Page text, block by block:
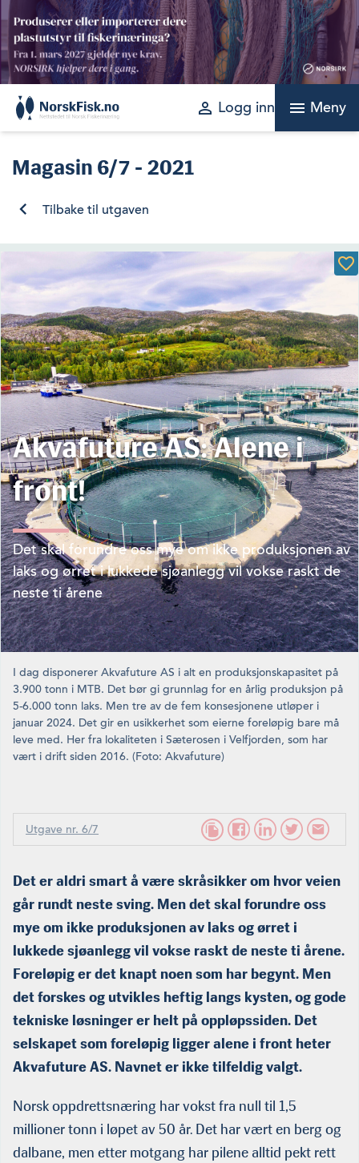
Skip
content
perm_identity Logg inn menu Meny
Magasin 6/7 - 2021
Tilbake til utgaven
Akvafuture AS: Alene i
front!
Det skal forundre oss mye om ikke produksjonen av
laks og ørret i lukkede sjøanlegg vil vokse raskt de
neste ti årene
I dag disponerer Akvafuture AS i alt en produksjonskapasitet på
3.900 tonn i MTB. Det bør gi grunnlag for en årlig produksjon på
5-6.000 tonn laks. Men tre av de fem konsesjonene utløper i
januar 2024. Det gir en usikkerhet som eierne foreløpig bare må
leve med. Her fra lokaliteten i Sæterosen i Velfjorden, som har
vært i drift siden 2016. (Foto: Akvafuture)
Utgave nr. 6/7
Det er aldri smart å være skråsikker om hvor veien
går rundt neste sving. Men det skal forundre oss
mye om ikke produksjonen av laks og ørret i
lukkede sjøanlegg vil vokse raskt de neste ti årene.
Foreløpig er det knapt noen som har begynt. Men
det for­skes og utvikles heftig langs kysten, og gode
tekniske løsninger er helt på oppløpssiden. Det
selskapet som foreløpig ligger alene i front heter
Akvafuture AS. Navnet er ikke tilfeldig valgt.
Norsk oppdrettsnæring har vokst fra null til 1,5
millioner tonn i løpet av 50 år. Det har vært en berg og
dalbane, men etter mot­gang har pilene alltid pekt rett